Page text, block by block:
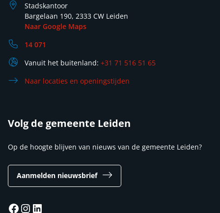
Stadskantoor
Bargelaan 190, 2333 CW Leiden
Naar Google Maps
14 071
Vanuit het buitenland: +31 71 516 51 65
Naar locaties en openingstijden
Volg de gemeente Leiden
Op de hoogte blijven van nieuws van de gemeente Leiden?
Aanmelden nieuwsbrief
Facebook
Instagram
LinkedIn